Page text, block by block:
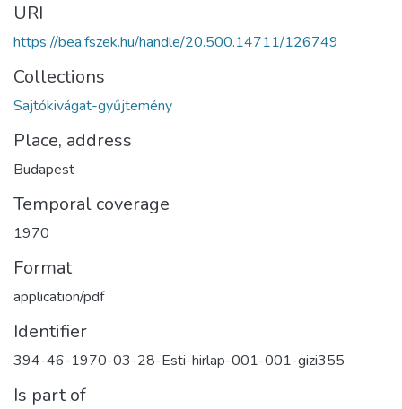
URI
https://bea.fszek.hu/handle/20.500.14711/126749
Collections
Sajtókivágat-gyűjtemény
Place, address
Budapest
Temporal coverage
1970
Format
application/pdf
Identifier
394-46-1970-03-28-Esti-hirlap-001-001-gizi355
Is part of